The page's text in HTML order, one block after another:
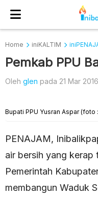
Home iniKALTIM
Pemkab PPU
Oleh glen pada 21 Mar
Bupati PPU Yusran Aspar (foto
PENAJAM,
air bersih yang kerap
Pemerintah
membangun Waduk